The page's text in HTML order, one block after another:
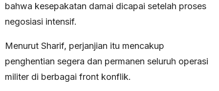
bahwa kesepakatan damai dicapai setelah proses
negosiasi intensif.
Menurut Sharif, perjanjian itu mencakup
penghentian segera dan permanen seluruh operasi
militer di berbagai front konflik.